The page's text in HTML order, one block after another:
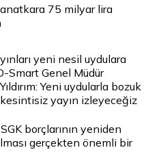
75 milyar lira
yeni nesil uydulara
Smart Genel Müdür
Yıldırım: Yeni uydularla bozuk
yayın izleyeceğiz
borçlarının yeniden
gerçekten önemli bir